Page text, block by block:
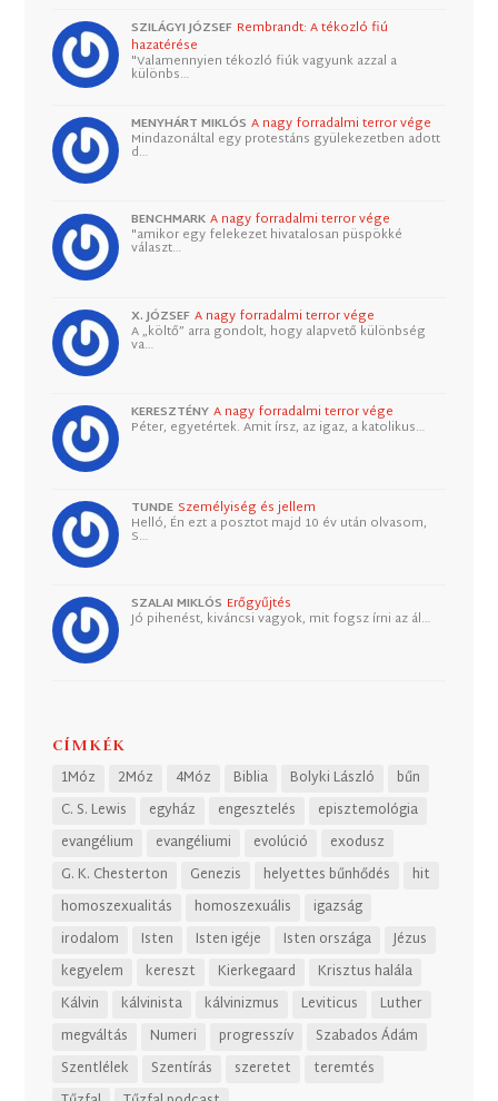
SZILÁGYI JÓZSEF Rembrandt: A tékozló fiú
hazatérése
"Valamennyien tékozló fiúk vagyunk azzal a
különbs…
MENYHÁRT MIKLÓS A nagy forradalmi terror vége
Mindazonáltal egy protestáns gyülekezetben adott
d…
BENCHMARK A nagy forradalmi terror vége
"amikor egy felekezet hivatalosan püspökké
választ…
X. JÓZSEF A nagy forradalmi terror vége
A „költő” arra gondolt, hogy alapvető különbség
va…
KERESZTÉNY A nagy forradalmi terror vége
Péter, egyetértek. Amit írsz, az igaz, a katolikus…
TUNDE Személyiség és jellem
Helló, Én ezt a posztot majd 10 év után olvasom,
S…
SZALAI MIKLÓS Erőgyűjtés
Jó pihenést, kiváncsi vagyok, mit fogsz írni az ál…
CÍMKÉK
1Móz 2Móz 4Móz Biblia Bolyki László
bűn
C. S. Lewis
egyház engesztelés
episztemológia
evangélium
evangéliumi evolúció
exodusz
G. K. Chesterton
Genezis helyettes bűnhődés
hit
homoszexualitás
homoszexuális
igazság
irodalom
Isten Isten igéje Isten országa
Jézus
kegyelem
kereszt Kierkegaard
Krisztus halála
Kálvin
kálvinista kálvinizmus Leviticus
Luther
megváltás
Numeri progresszív
Szabados Ádám
Szentlélek
Szentírás szeretet
teremtés